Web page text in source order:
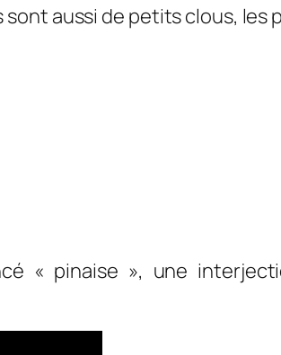
sont aussi de petits clous,
« pinaise », une